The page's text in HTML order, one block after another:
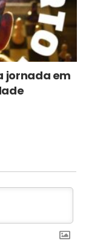
jornada em